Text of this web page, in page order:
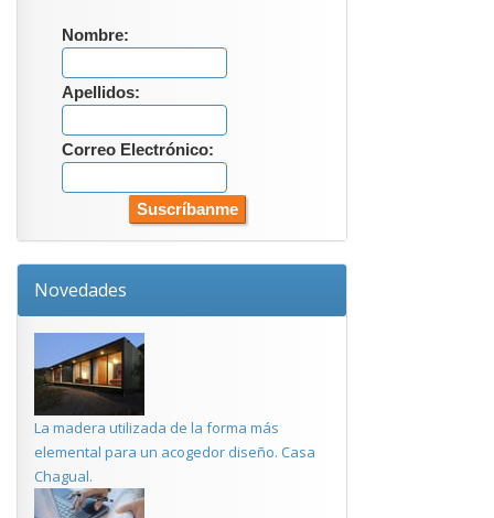
Nombre:
Apellidos:
Correo Electrónico:
Novedades
La madera utilizada de la forma más
elemental para un acogedor diseño. Casa
Chagual.